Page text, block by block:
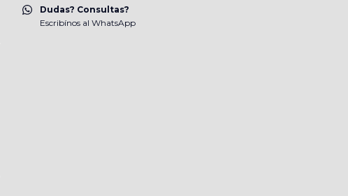
Dudas? Consultas?
Escribínos al WhatsApp